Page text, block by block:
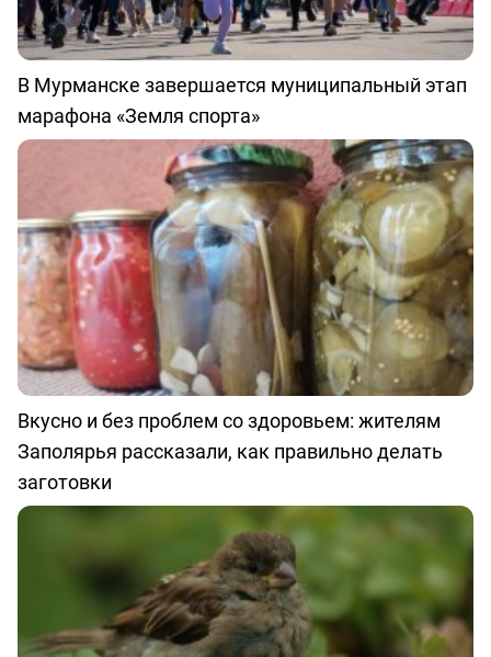
В Мурманске завершается муниципальный этап
марафона «Земля спорта»
Вкусно и без проблем со здоровьем: жителям
Заполярья рассказали, как правильно делать
заготовки